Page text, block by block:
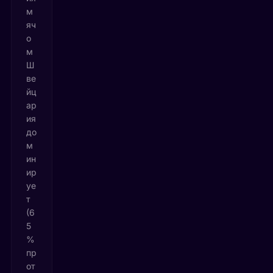
м
яч
о
м
Ш
ве
йц
ар
ия
до
м
ин
ир
уе
т
(6
5
%
пр
от